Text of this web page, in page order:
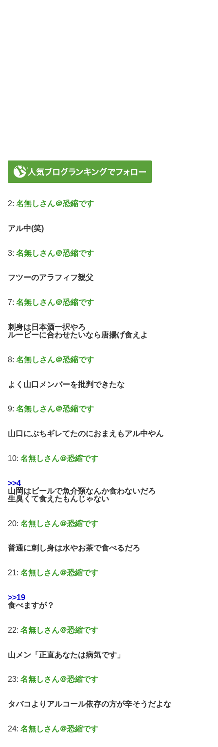
2: 名無しさん＠恐縮です
アル中(笑)
3: 名無しさん＠恐縮です
フツーのアラフィフ親父
7: 名無しさん＠恐縮です
刺身は日本酒一択やろ
ルービーに合わせたいなら唐揚げ食えよ
8: 名無しさん＠恐縮です
よく山口メンバーを批判できたな
9: 名無しさん＠恐縮です
山口にぶちギレてたのにおまえもアル中やん
10: 名無しさん＠恐縮です
>>4
山岡はビールで魚介類なんか食わないだろ
生臭くて食えたもんじゃない
20: 名無しさん＠恐縮です
普通に刺し身は水やお茶で食べるだろ
21: 名無しさん＠恐縮です
>>19
食べますが？
22: 名無しさん＠恐縮です
山メン「正直あなたは病気です」
23: 名無しさん＠恐縮です
タバコよりアルコール依存の方が辛そうだよな
24: 名無しさん＠恐縮です